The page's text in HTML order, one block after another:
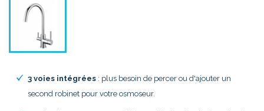
3 voies intégrées : plus besoin de percer ou d'ajouter un
second robinet pour votre osmoseur.